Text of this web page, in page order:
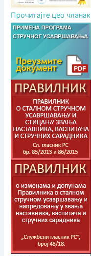
Прочитајте цео чланак